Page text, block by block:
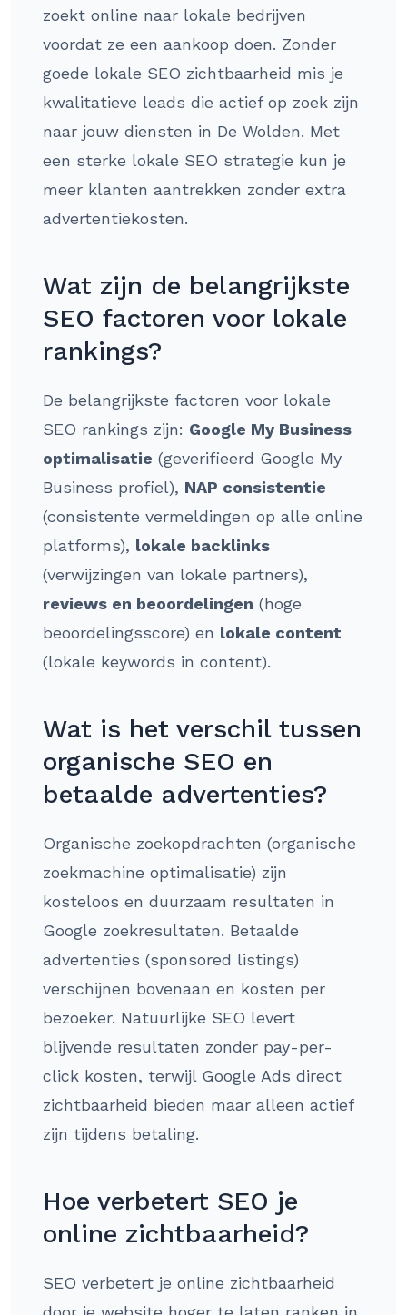
zoekt online naar lokale bedrijven
voordat ze een aankoop doen. Zonder
goede lokale SEO zichtbaarheid mis je
kwalitatieve leads die actief op zoek zijn
naar jouw diensten in De Wolden. Met
een sterke lokale SEO strategie kun je
meer klanten aantrekken zonder extra
advertentiekosten.
Wat zijn de belangrijkste
SEO factoren voor lokale
rankings?
De belangrijkste factoren voor lokale
SEO rankings zijn: Google My Business
optimalisatie (geverifieerd Google My
Business profiel), NAP consistentie
(consistente vermeldingen op alle online
platforms), lokale backlinks
(verwijzingen van lokale partners),
reviews en beoordelingen (hoge
beoordelingsscore) en lokale content
(lokale keywords in content).
Wat is het verschil tussen
organische SEO en
betaalde advertenties?
Organische zoekopdrachten (organische
zoekmachine optimalisatie) zijn
kosteloos en duurzaam resultaten in
Google zoekresultaten. Betaalde
advertenties (sponsored listings)
verschijnen bovenaan en kosten per
bezoeker. Natuurlijke SEO levert
blijvende resultaten zonder pay-per-
click kosten, terwijl Google Ads direct
zichtbaarheid bieden maar alleen actief
zijn tijdens betaling.
Hoe verbetert SEO je
online zichtbaarheid?
SEO verbetert je online zichtbaarheid